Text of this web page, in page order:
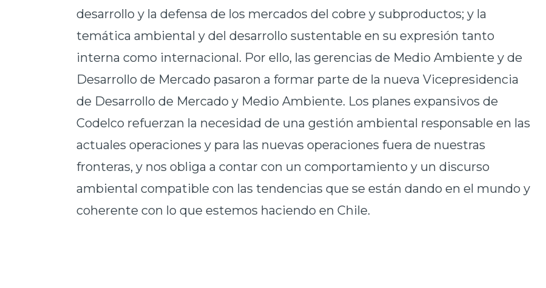
desarrollo y la defensa de los mercados del cobre y subproductos; y la
temática ambiental y del desarrollo sustentable en su expresión tanto
interna como internacional. Por ello, las gerencias de Medio Ambiente y de
Desarrollo de Mercado pasaron a formar parte de la nueva Vicepresidencia
de Desarrollo de Mercado y Medio Ambiente. Los planes expansivos de
Codelco refuerzan la necesidad de una gestión ambiental responsable en las
actuales operaciones y para las nuevas operaciones fuera de nuestras
fronteras, y nos obliga a contar con un comportamiento y un discurso
ambiental compatible con las tendencias que se están dando en el mundo y
coherente con lo que estemos haciendo en Chile.